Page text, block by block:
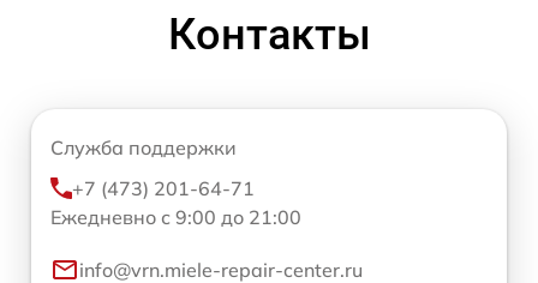
Контакты
Служба поддержки
+7 (473) 201-64-71
Ежедневно с 9:00 до 21:00
info@vrn.miele-repair-center.ru